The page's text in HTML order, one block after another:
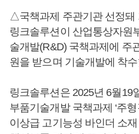
△국책과제 주관기관 선정돼
링크솔루션이 산업통상자원
술개발(R&D) 국책과제에 주
원을 받으며 기술개발에 착
링크솔루션은 2025년 6월19
부품기술개발 국책과제 ‘주
이상급 고기능성 바인더 소